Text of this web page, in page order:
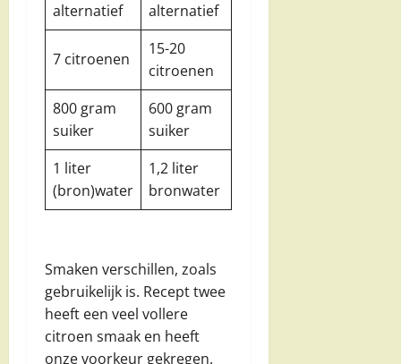
alternatief
alternatief
7 citroenen
15-20
citroenen
800 gram
suiker
600 gram
suiker
1 liter
(bron)water
1,2 liter
bronwater
Smaken verschillen, zoals
gebruikelijk is. Recept twee
heeft een veel vollere
citroen smaak en heeft
onze voorkeur gekregen.